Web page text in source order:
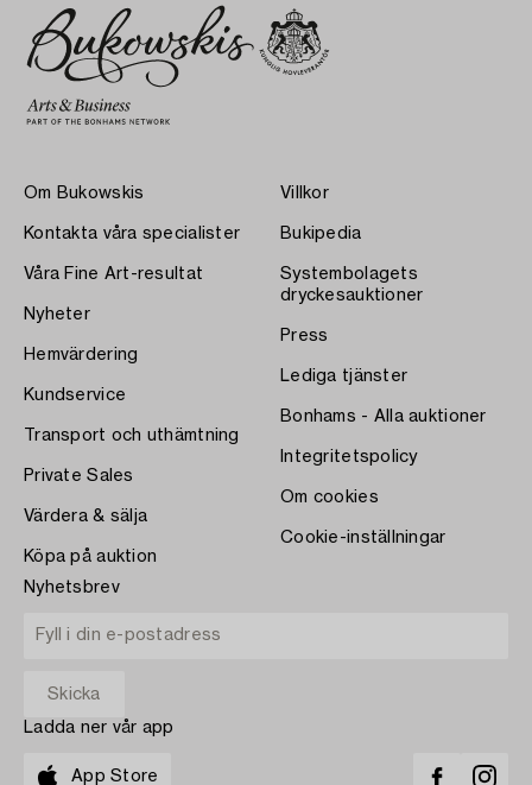
Om Bukowskis
Kontakta våra specialister
Våra Fine Art-resultat
Nyheter
Hemvärdering
Kundservice
Transport och uthämtning
Private Sales
Värdera & sälja
Köpa på auktion
Villkor
Bukipedia
Systembolagets
dryckesauktioner
Press
Lediga tjänster
Bonhams - Alla auktioner
Integritetspolicy
Om cookies
Cookie-inställningar
Nyhetsbrev
Ladda ner vår app
App Store